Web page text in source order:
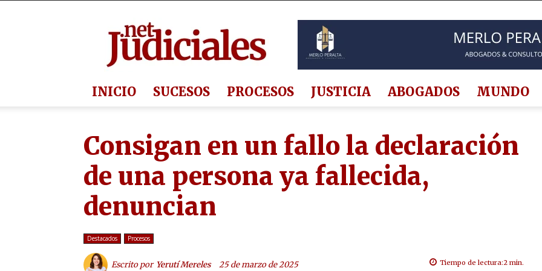
INICIO SUCESOS PROCESOS JUSTICIA ABOGADOS MUNDO
Consigan en un fallo la declaración
de una persona ya fallecida,
denuncian
Destacados Procesos
Escrito por Yerutí Mereles 25 de marzo de 2025 Tiempo de lectura:2 min.